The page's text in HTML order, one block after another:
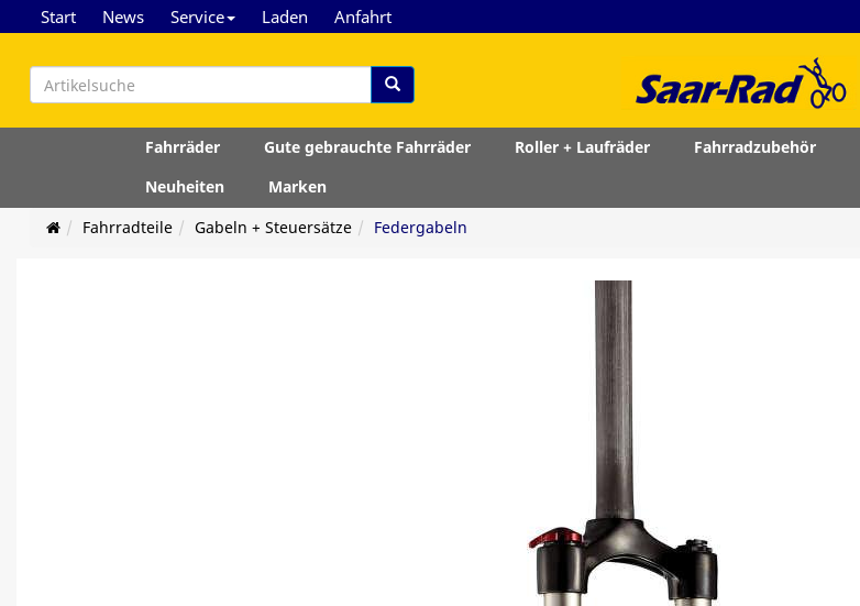
Start News Service Laden Anfahrt
Fahrräder Gute gebrauchte Fahrräder Roller + Laufräder Fahrradzubehör
Neuheiten
Marken
Fahrradteile
Gabeln + Steuersätze Federgabeln